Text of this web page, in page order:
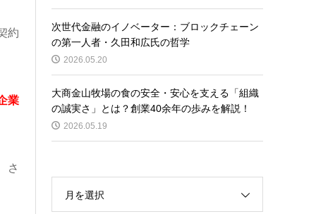
約
業
さ
次世代金融のイノベーター：ブロックチェーン
の第一人者・久田和広氏の哲学
2026.05.20
大商金山牧場の食の安全・安心を支える「組織
の誠実さ」とは？創業40余年の歩みを解説！
2026.05.19
月を選択